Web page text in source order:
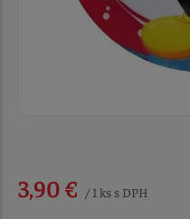
3,90 € / 1 ks s DPH